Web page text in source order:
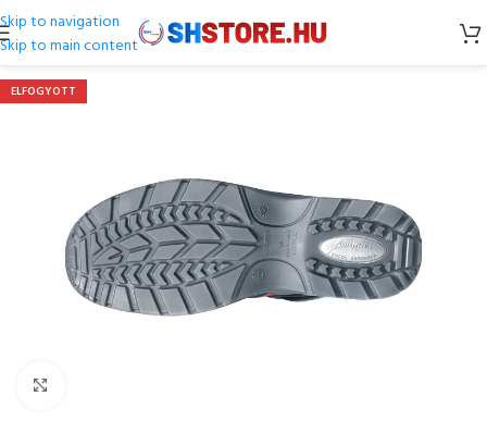
Skip to navigation
Skip to main content
ELFOGYOTT